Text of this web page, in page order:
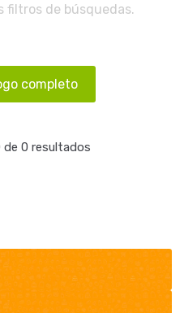
filtros de búsquedas.
completo
0 resultados